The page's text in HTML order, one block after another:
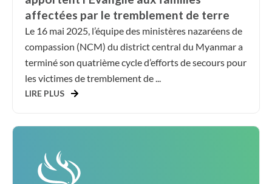
affectées par le tremblement de terre
Le 16 mai 2025, l’équipe des ministères nazaréens de
compassion (NCM) du district central du Myanmar a
terminé son quatrième cycle d’efforts de secours pour
les victimes de tremblement de ...
LIRE PLUS